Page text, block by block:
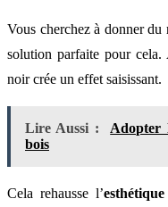
Vous cherchez à donner
solution parfaite pour
noir crée un effet saisissant.
Lire Aussi :
Adopter
bois
Cela rehausse l’esthétique